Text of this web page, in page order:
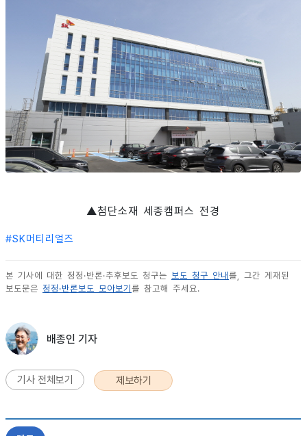
▲첨단소재 세종캠퍼스 전경
#SK머티리얼즈
본 기사에 대한 정정·반론·추후보도 청구는 보도 청구 안내 를, 그간 게재된
보도문은 정정·반론보도 모아보기 를 참고해 주세요.
배종인 기자
기사 전체보기 제보하기